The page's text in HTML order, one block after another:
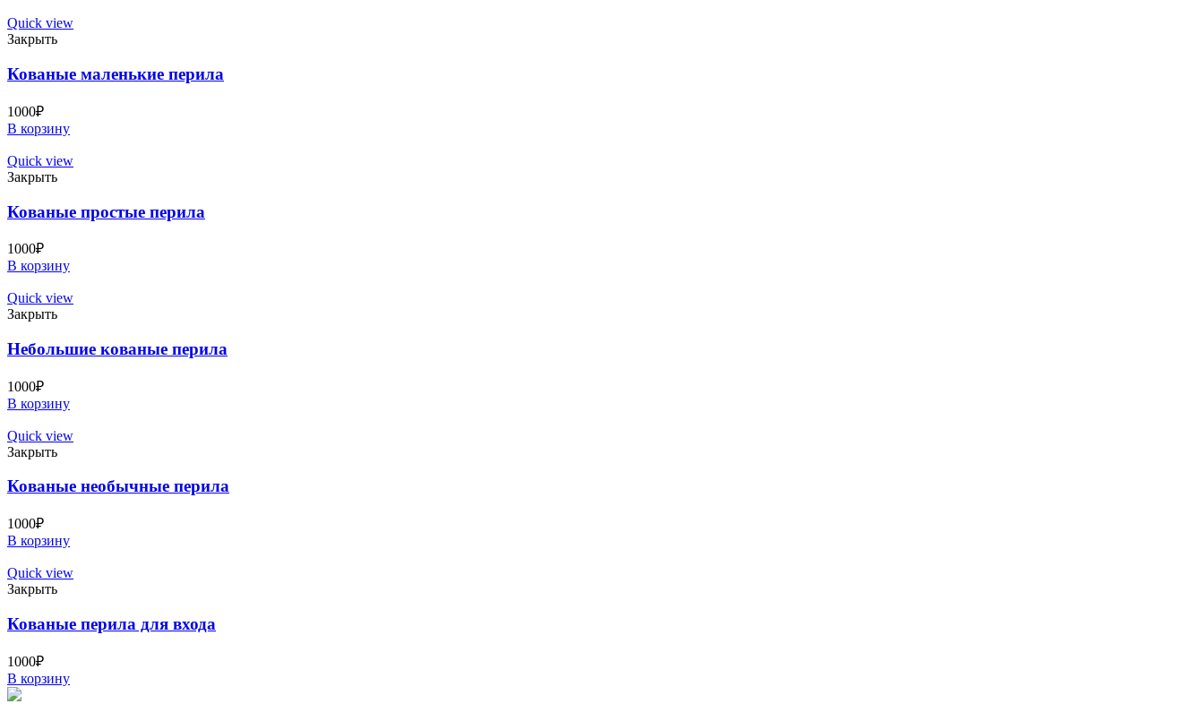
Quick view
Закрыть
Кованые маленькие перила
1000₽
В корзину
Quick view
Закрыть
Кованые простые перила
1000₽
В корзину
Quick view
Закрыть
Небольшие кованые перила
1000₽
В корзину
Quick view
Закрыть
Кованые необычные перила
1000₽
В корзину
Quick view
Закрыть
Кованые перила для входа
1000₽
В корзину